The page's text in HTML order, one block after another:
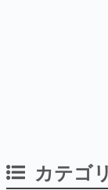
カテゴ